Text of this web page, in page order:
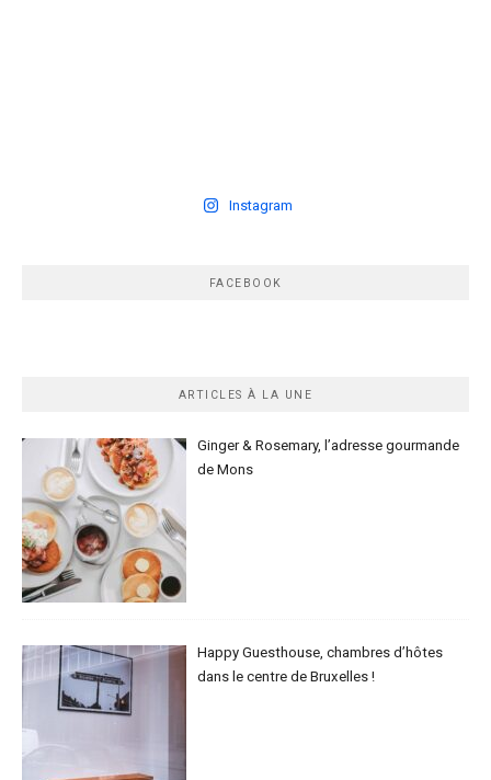
Instagram
FACEBOOK
ARTICLES À LA UNE
Ginger & Rosemary, l’adresse gourmande
de Mons
Happy Guesthouse, chambres d’hôtes
dans le centre de Bruxelles !